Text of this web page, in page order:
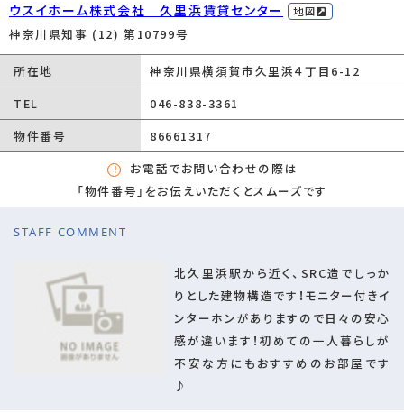
の更新保証料有）最低保証料：25,000円、口座
振替手数料：157円～330円
保険加入/料金
有/21,500円
保険名/保険期
間
東京海上ミレア小額短期/2年
設備
室内洗濯機置場/フローリング/バルコニー/都
市ガス/公営水道/公共下水/エレベーター/駐
輪場/バイク置場あり/IHクッキングヒーター/
条件(その他)
ウスイサポート24（税込）:2,200円 除菌抗菌消臭施工（税込）:1万
9,800円 鍵交換代:1万4,300円 ウスイサポート24（税込）:1,100
円（月額） 口座振替手数料（税込）:330円（月額）
ウスイホーム株式会社 久里浜賃貸センター 地図
神奈川県知事 (12) 第10799号
所在地
神奈川県横須賀市久里浜４丁目6-12
TEL
046-838-3361
物件番号
86661317
お電話でお問い合わせの際は
「物件番号」をお伝えいただくとスムーズです
STAFF COMMENT
北久里浜駅から近く、SRC造でしっか
りとした建物構造です！モニター付きイ
ンターホンがありますので日々の安心
感が違います！初めての一人暮らしが
不安な方にもおすすめのお部屋です
♪